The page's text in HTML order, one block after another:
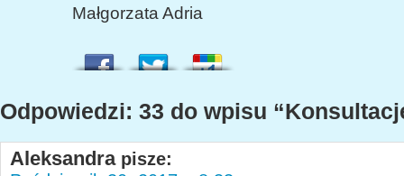
Małgorzata Adria
Odpowiedzi: 33 do wpisu
Aleksandra pisze: